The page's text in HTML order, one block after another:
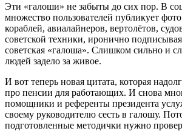
Эти «галоши» не забыты до сих пор. В
множество пользователей публикует
кораблей, авиалайнеров, вертолётов,
советской техники, иронично
советская «галоша». Слишком сильно и
людей задело за живое.
И вот теперь новая цитата, которая
про пенсии для работающих. И снова
помощники и референты президента
своему руководителю сесть в галошу.
подготовленные методички нужно